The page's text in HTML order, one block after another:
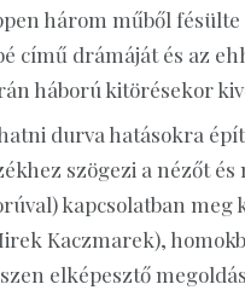
három műből fésülte
című drámáját és az
háború kitörésekor
durva hatásokra
szögezi a nézőt
kapcsolatban meg
Kaczmarek),
elképesztő